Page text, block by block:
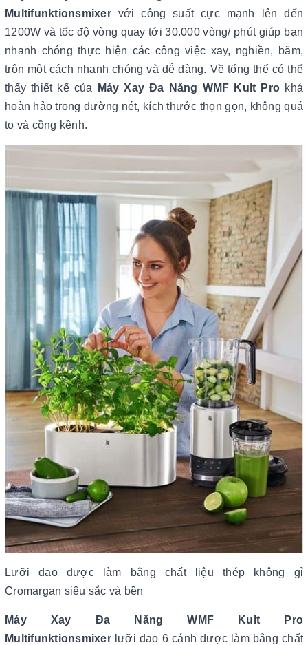
Multifunktionsmixervới công suất cực mạnh lên đến
1200W và tốc độ vòng quay tới 30.000 vòng/ phút giúp bạn
nhanh chóng thực hiện các công việc xay, nghiền, băm,
trộn một cách nhanh chóng và dễ dàng. Về tổng thể có thể
thấy thiết kế của
Máy Xay Đa Năng WMF Kult Pro khá
hoàn hảo trong đường nét, kích thước thọn gọn, không quá
to và cồng kềnh.
Lưỡi dao được làm bằng chất liệu thép không gỉ
Cromargan siêu sắc và bền
Máy Xay Đa Năng WMF Kult Pro
Multifunktionsmixer lưỡi dao 6 cánh được làm bằng chất